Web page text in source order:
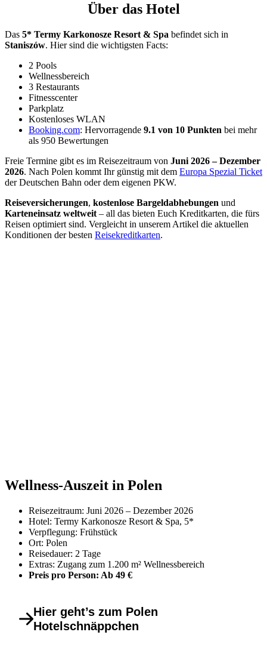
Über das Hotel
Das 5* Termy Karkonosze Resort & Spa befindet sich in
Staniszów. Hier sind die wichtigsten Facts:
2 Pools
Wellnessbereich
3 Restaurants
Fitnesscenter
Parkplatz
Kostenloses WLAN
Booking.com: Hervorragende 9.1 von 10 Punkten bei mehr
als 950 Bewertungen
Freie Termine gibt es im Reisezeitraum von Juni 2026 – Dezember
2026. Nach Polen kommt Ihr günstig mit dem Europa Spezial Ticket
der Deutschen Bahn oder dem eigenen PKW.
Reiseversicherungen, kostenlose Bargeldabhebungen und
Karteneinsatz weltweit – all das bieten Euch Kreditkarten, die fürs
Reisen optimiert sind. Vergleicht in unserem Artikel die aktuellen
Konditionen der besten Reisekreditkarten.
Wellness-Auszeit in Polen
Reisezeitraum: Juni 2026 – Dezember 2026
Hotel: Termy Karkonosze Resort & Spa, 5*
Verpflegung: Frühstück
Ort: Polen
Reisedauer: 2 Tage
Extras: Zugang zum 1.200 m² Wellnessbereich
Preis pro Person: Ab 49 €
Hier geht’s zum Polen
Hotelschnäppchen